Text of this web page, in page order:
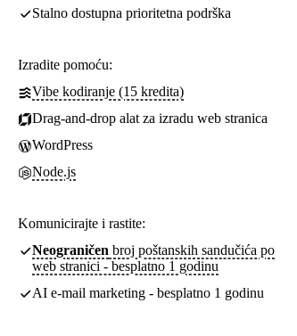
Stalno dostupna prioritetna podrška
Izradite pomoću:
Vibe kodiranje (15 kredita)
Drag-and-drop alat za izradu web stranica
WordPress
Node.js
Komunicirajte i rastite:
Neograničen broj poštanskih sandučića po
web stranici - besplatno 1 godinu
AI e-mail marketing - besplatno 1 godinu